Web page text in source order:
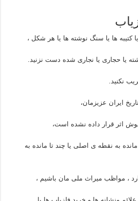
کتیبه ها یا سنگ نوشته ها یا هر شکل ،
یا حجاری یا نجاری شده دست نزنید.
نکنید.
به نقطه ی اصلی یا چند تا مانده به
، مواظب میراث ملی مان باشیم ،